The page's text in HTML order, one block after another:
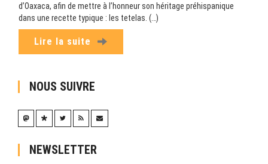
d’Oaxaca, afin de mettre à l’honneur son héritage préhispanique
dans une recette typique : les tetelas. (…)
Lire la suite
NOUS SUIVRE
NEWSLETTER